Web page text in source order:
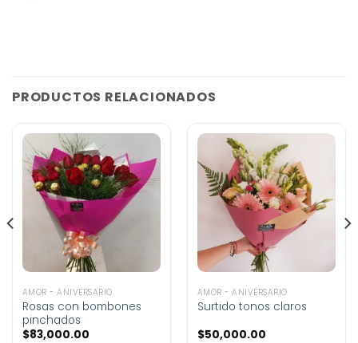
PRODUCTOS RELACIONADOS
AMOR - ANIVERSARIO
Rosas con bombones
pinchados
$83,000.00
AMOR - ANIVERSARIO
Surtido tonos claros
$50,000.00